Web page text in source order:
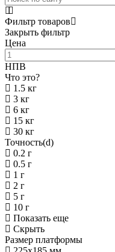
Фильтр товаров
Закрыть фильтр
Цена
НПВ
Что это?
1.5 кг
3 кг
6 кг
15 кг
30 кг
Точность(d)
0.2 г
0.5 г
1 г
2 г
5 г
10 г
Показать еще
Скрыть
Размер платформы